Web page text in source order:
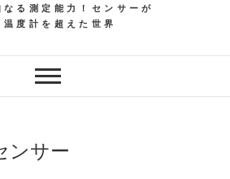
なる測定能力！センサーが
温度計を超えた世界
ンサー